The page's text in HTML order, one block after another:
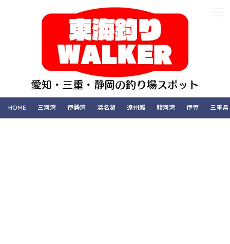
HOME 三河湾 伊勢湾 浜名湖 遠州灘 駿河湾 伊豆 三重県